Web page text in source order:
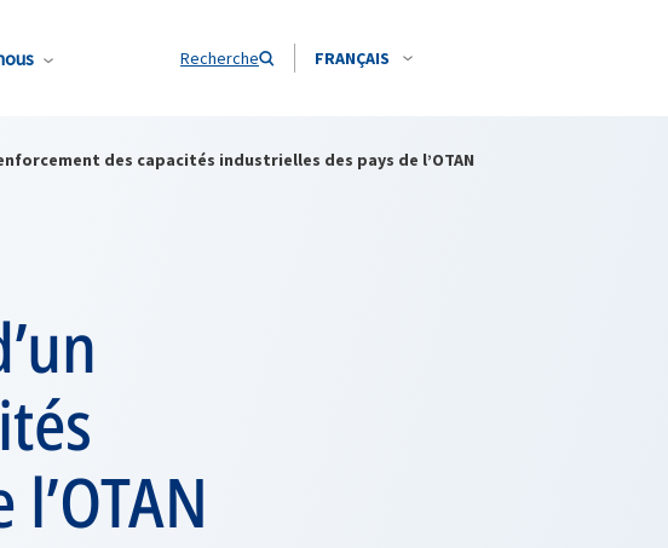
Recherche FRANÇAIS
des capacités industrielles des pays de l’OTAN